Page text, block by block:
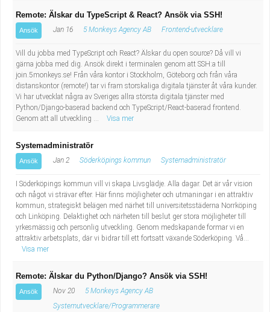
Remote: Älskar du TypeScript & React? Ansök via SSH!
Ansök Jan 16 5 Monkeys Agency AB Frontend-utvecklare
Vill du jobba med TypeScript och React? Älskar du open source? Då vill vi
gärna jobba med dig. Ansök direkt i terminalen genom att SSH:a till
join.5monkeys.se! Från våra kontor i Stockholm, Göteborg och från våra
distanskontor (remote!) tar vi fram storskaliga digitala tjänster åt våra kunder.
Vi har utvecklat några av Sveriges allra största digitala tjänster med
Python/Django-baserad backend och TypeScript/React-baserad frontend.
Genom att all utveckling ...
Visa mer
Systemadministratör
Ansök Jan 2 Söderköpings kommun Systemadministratör
I Söderköpings kommun vill vi skapa Livsglädje. Alla dagar. Det är vår vision
och något vi strävar efter. Här finns möjligheter och utmaningar i en attraktiv
kommun, strategiskt belägen med närhet till universitetsstäderna Norrköping
och Linköping. Delaktighet och närheten till beslut ger stora möjligheter till
yrkesmässig och personlig utveckling. Genom medskapande formar vi en
attraktiv arbetsplats, där vi bidrar till ett fortsatt växande Söderköping. Vå...
Visa mer
Remote: Älskar du Python/Django? Ansök via SSH!
Ansök Nov 20
5 Monkeys Agency AB
Systemutvecklare/Programmerare